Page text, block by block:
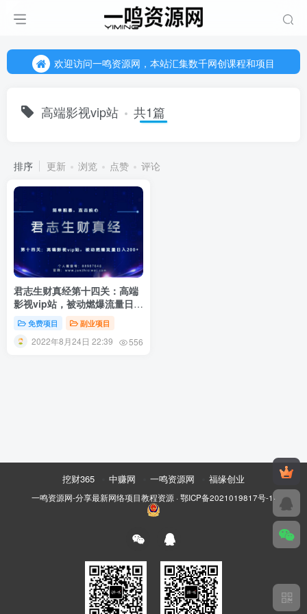
欢迎访问一鸣资源网，本站汇集数千网创课程和项目
欢迎访问一鸣资源网，本站汇集数千网创课程和项目
高端影视vip站 共1篇
排序 更新 浏览 点赞 评论
君志生财真经第十四关：高端
影视vip站，被动燃爆流量日入
免费项目 副业项目
2022年8月24日 22:39 556
挖财365 中赚网 一鸣资源网 福缘创业
一鸣资源网-分享最新网络项目教程资源 · 鄂ICP备2021019817号-1 ·